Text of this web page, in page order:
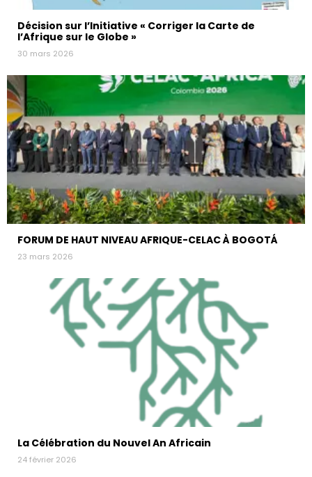
Décision sur l’Initiative « Corriger la Carte de
l’Afrique sur le Globe »
30 mars 2026
FORUM DE HAUT NIVEAU AFRIQUE-CELAC À BOGOTÁ
23 mars 2026
La Célébration du Nouvel An Africain
24 février 2026